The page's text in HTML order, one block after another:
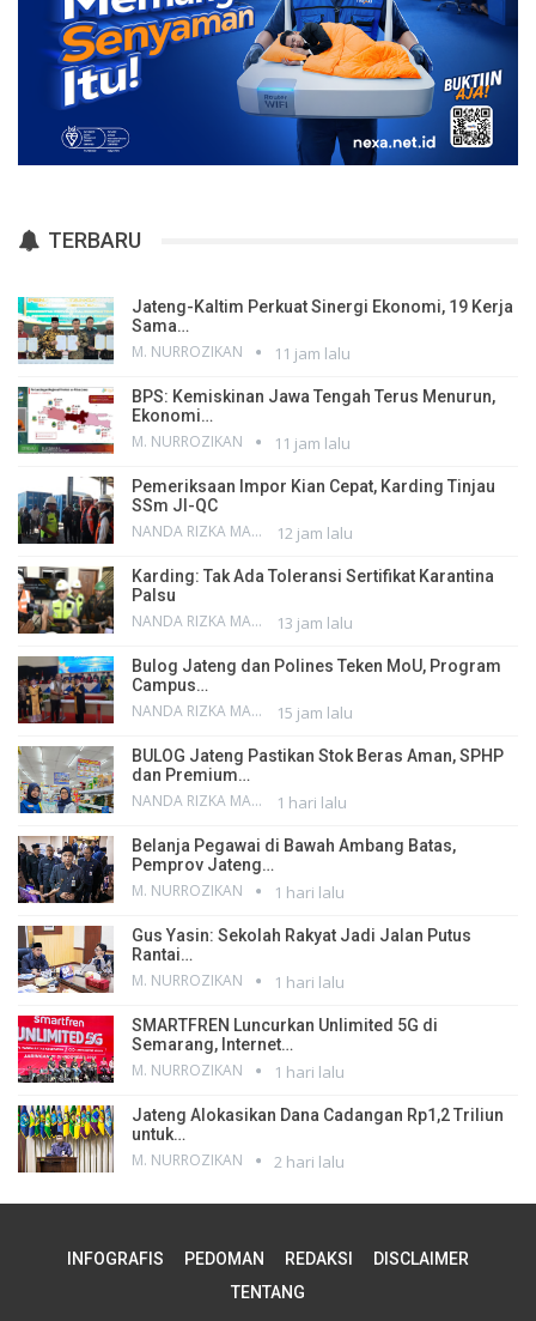
TERBARU
Jateng-Kaltim Perkuat Sinergi Ekonomi, 19 Kerja
Sama…
M. NURROZIKAN 11 jam lalu
BPS: Kemiskinan Jawa Tengah Terus Menurun,
Ekonomi…
M. NURROZIKAN 11 jam lalu
Pemeriksaan Impor Kian Cepat, Karding Tinjau
SSm JI-QC
NANDA RIZKA MAHENDRA 12 jam lalu
Karding: Tak Ada Toleransi Sertifikat Karantina
Palsu
NANDA RIZKA MAHENDRA 13 jam lalu
Bulog Jateng dan Polines Teken MoU, Program
Campus…
NANDA RIZKA MAHENDRA 15 jam lalu
BULOG Jateng Pastikan Stok Beras Aman, SPHP
dan Premium…
NANDA RIZKA MAHENDRA 1 hari lalu
Belanja Pegawai di Bawah Ambang Batas,
Pemprov Jateng…
M. NURROZIKAN 1 hari lalu
Gus Yasin: Sekolah Rakyat Jadi Jalan Putus
Rantai…
M. NURROZIKAN 1 hari lalu
SMARTFREN Luncurkan Unlimited 5G di
Semarang, Internet…
M. NURROZIKAN 1 hari lalu
Jateng Alokasikan Dana Cadangan Rp1,2 Triliun
untuk…
M. NURROZIKAN 2 hari lalu
INFOGRAFIS PEDOMAN REDAKSI
DISCLAIMER
TENTANG